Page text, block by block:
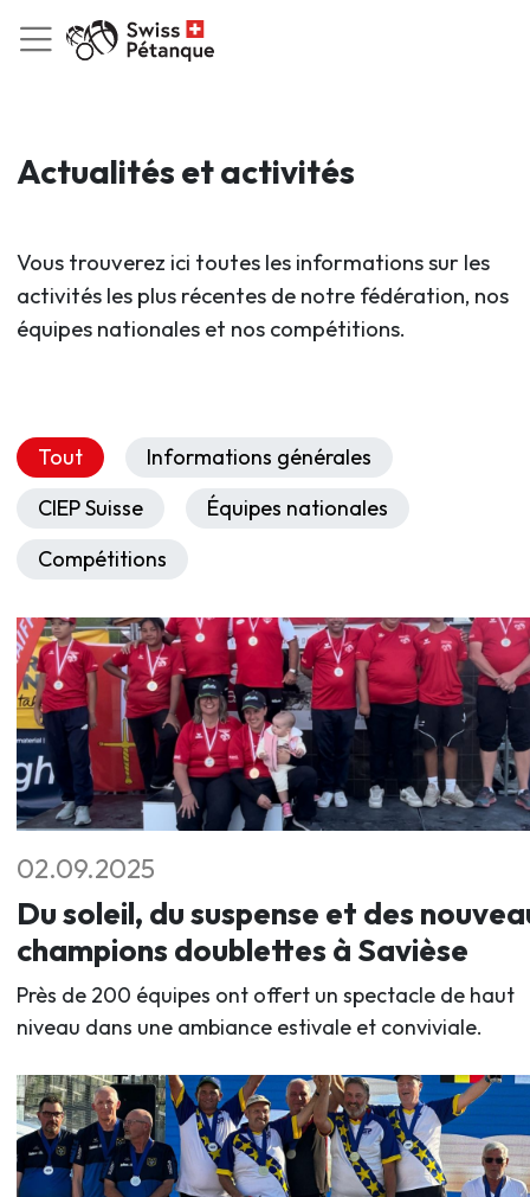
Actualités et activités
Vous trouverez ici toutes les informations sur les
activités les plus récentes de notre fédération, nos
équipes nationales et nos compétitions.
Tout
Informations générales
CIEP Suisse
Équipes nationales
Compétitions
02.09.2025
Du soleil, du suspense et des
champions doublettes à Savièse
Près de 200 équipes ont offert un spectacle de haut
niveau dans une ambiance estivale et conviviale.